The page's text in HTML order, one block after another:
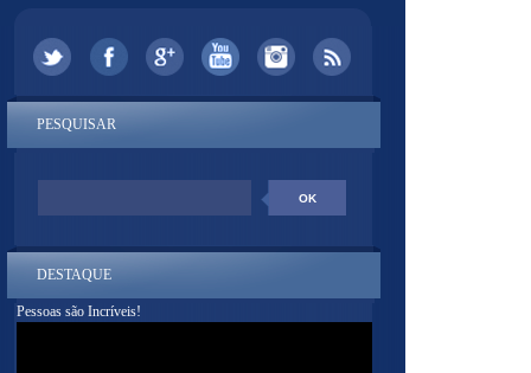
PESQUISAR
DESTAQUE
Pessoas são Incríveis!